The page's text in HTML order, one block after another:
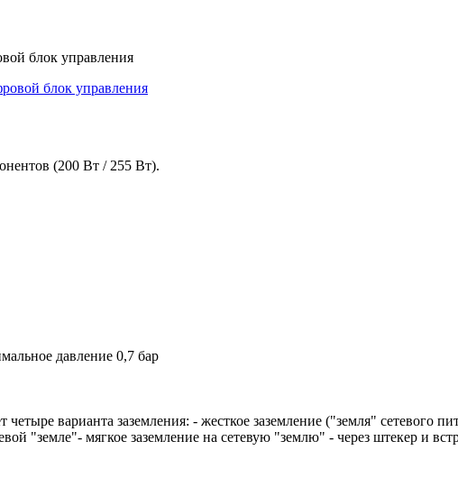
блок управления
(200 Вт / 255 Вт).
давление 0,7 бар
варианта заземления: - жесткое заземление ("земля" сетевого
"земле"- мягкое заземление на сетевую "землю" - через штекер и